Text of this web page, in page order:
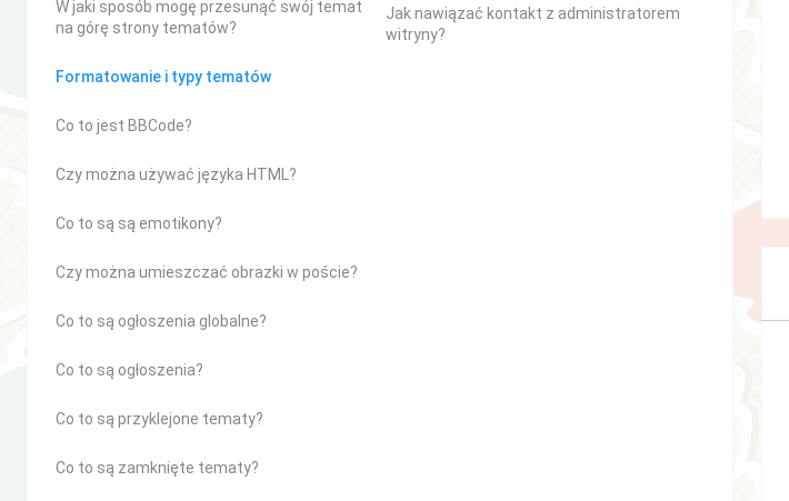
W jaki sposób mogę przesunąć swój temat
na górę strony tematów?
Formatowanie i typy tematów
Co to jest BBCode?
Czy można używać języka HTML?
Co to są są emotikony?
Czy można umieszczać obrazki w poście?
Co to są ogłoszenia globalne?
Co to są ogłoszenia?
Co to są przyklejone tematy?
Co to są zamknięte tematy?
Jak nawiązać kontakt z administratorem
witryny?